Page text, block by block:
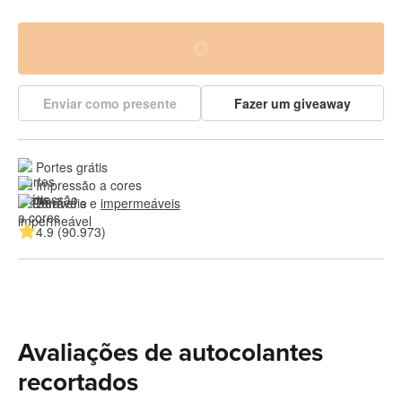
Enviar como presente Fazer um giveaway
Portes grátis
Impressão a cores
Duráveis e impermeáveis
4.9 (90.973)
Avaliações de autocolantes
recortados